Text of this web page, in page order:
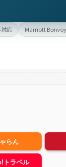
応 Marriott
らん
トラベル